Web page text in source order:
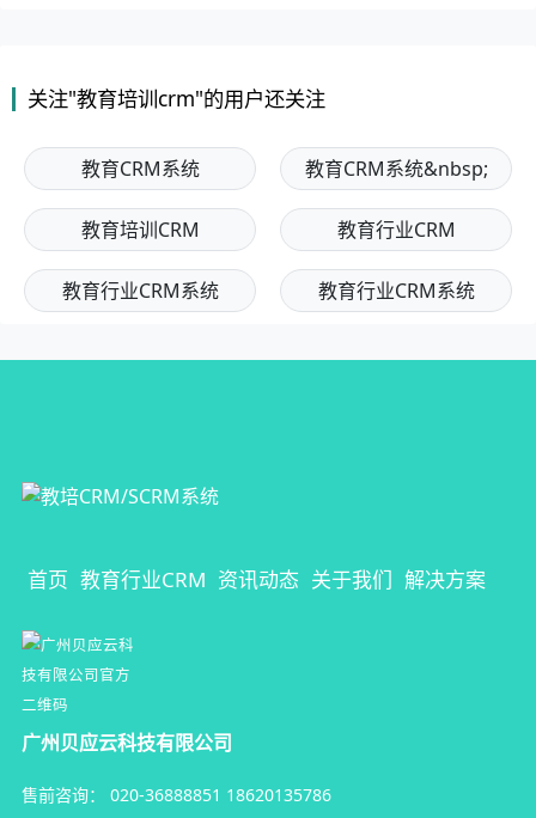
关注"教育培训crm"的用户还关注
教育CRM系统 教育CRM系统&nbsp;
教育培训CRM 教育行业CRM
教育行业CRM系统 教育行业CRM系统
首页 教育行业CRM 资讯动态 关于我们 解决方案
广州贝应云科技有限公司
售前咨询： 020-36888851 18620135786